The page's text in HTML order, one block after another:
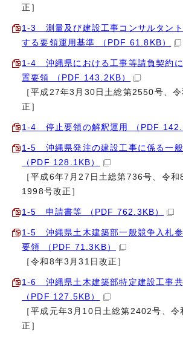
正］
1‐3 測量及び建設工事コンサルタン
する要領運用基準 （PDF 61.8KB）
1‐4 沖縄県における工事等請負契約
置要領 （PDF 143.2KB）
［平成27年3月30日土総第2550号、
正］
1‐4 停止要領の解釈運用 （PDF
1‐5 沖縄県発注の建設工事に係る一
（PDF 128.1KB）
［平成6年7月27日土総第736号、令
1998号改正］
1‐5 申請書等 （PDF 762.3KB）
1‐5 沖縄県土木建築部一般競争入札
要領 （PDF 71.3KB）
［令和8年3月31日改正］
1‐6 沖縄県土木建築部特定建設工事
（PDF 127.5KB）
［平成元年3月10日土総第2402号、
正］